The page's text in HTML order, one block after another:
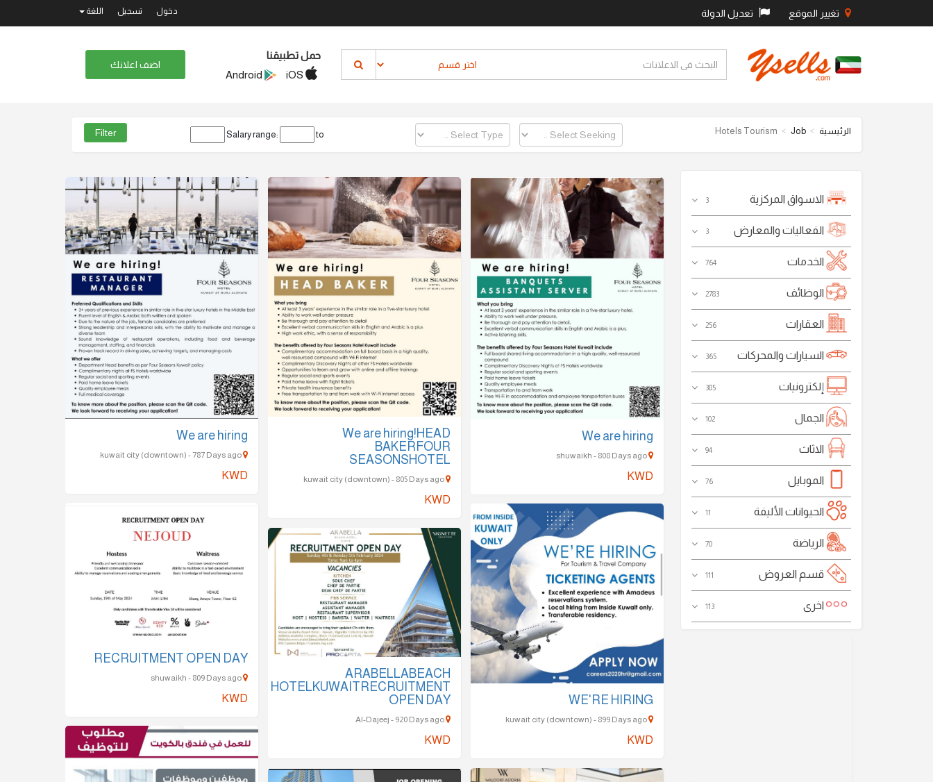
تغيير الموقع تعديل الدولة دخول تسجيل اللغة
حمل تطبيقنا
اضف اعلانك
الرئيسية Job
Hotels Tourism
Salary range: to
الاسواق المركزية 3
الفعاليات والمعارض 3
الخدمات 764
الوظائف 2783
العقارات 256
السيارات والمحركات 365
إلكترونيات 385
الجمال 102
الاثاث 94
الموبايل 76
الحيوانات الأليفة 11
الرياضة 70
قسم العروض 111
اخرى 113
We are hiring
kuwait city (downtown) - 787 Days ago
KWD
We are hiring!HEAD
BAKERFOUR
SEASONSHOTEL
kuwait city (downtown) - 805 Days ago
KWD
We are hiring
shuwaikh - 808 Days ago
KWD
RECRUITMENT OPEN DAY
shuwaikh - 809 Days ago
KWD WE'RE HIRING
kuwait city (downtown) - 899 Days ago
KWD
ARABELLABEACH
HOTELKUWAITRECRUITMENT
OPEN DAY
Al-Dajeej - 920 Days ago
KWD